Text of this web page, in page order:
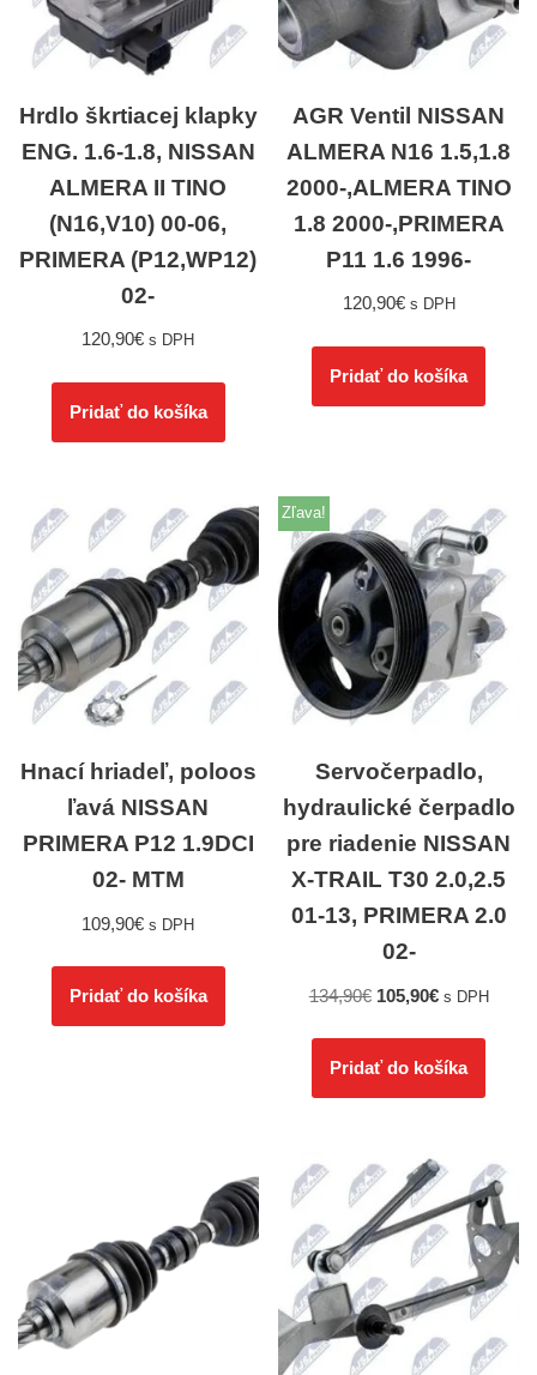
Hrdlo škrtiacej klapky
ENG. 1.6-1.8, NISSAN
ALMERA II TINO
(N16,V10) 00-06,
PRIMERA (P12,WP12)
02-
120,90€ s DPH
Pridať do košíka
AGR Ventil NISSAN
ALMERA N16 1.5,1.8
2000-,ALMERA TINO
1.8 2000-,PRIMERA
P11 1.6 1996-
120,90€ s DPH
Pridať do košíka
Hnací hriadeľ, poloos
ľavá NISSAN
PRIMERA P12 1.9DCI
02- MTM
109,90€ s DPH
Pridať do košíka
Zľava!
Servočerpadlo,
hydraulické čerpadlo
pre riadenie NISSAN
X-TRAIL T30 2.0,2.5
01-13, PRIMERA 2.0
02-
134,90€ 105,90€ s DPH
Pridať do košíka